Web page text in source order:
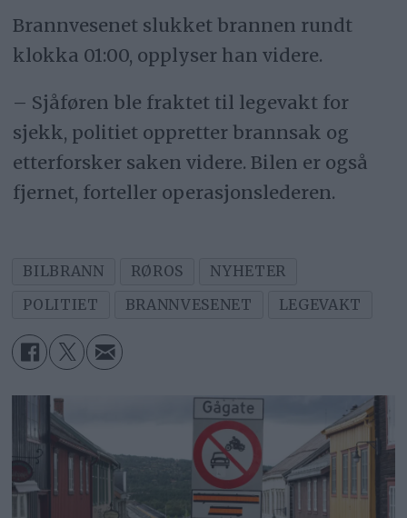
Brannvesenet slukket brannen rundt
klokka 01:00, opplyser han videre.
– Sjåføren ble fraktet til legevakt for
sjekk, politiet oppretter brannsak og
etterforsker saken videre. Bilen er også
fjernet, forteller operasjonslederen.
BILBRANN RØROS
NYHETER
POLITIET
BRANNVESENET LEGEVAKT